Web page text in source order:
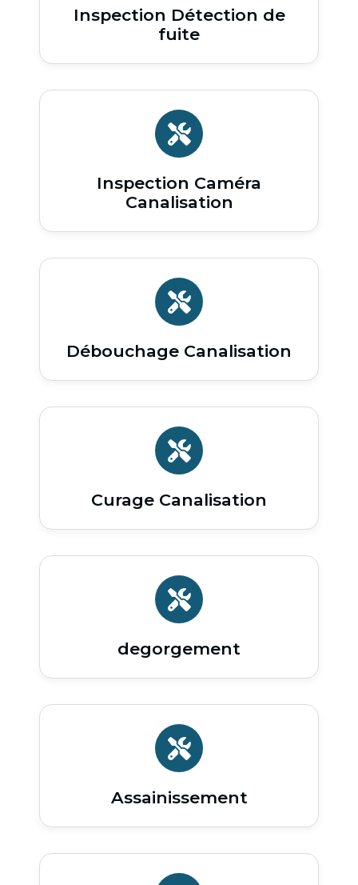
Inspection Détection de
fuite
Inspection Caméra
Canalisation
Débouchage Canalisation
Curage Canalisation
degorgement
Assainissement